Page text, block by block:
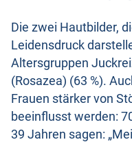
Die zwei Hautbilder,
Leidensdruck
Altersgruppen
(Rosazea) (63 %).
Frauen stärker von
beeinflusst werden:
39 Jahren sagen: